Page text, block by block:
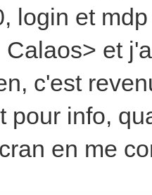
login et
et
c'est
pour info,
en me